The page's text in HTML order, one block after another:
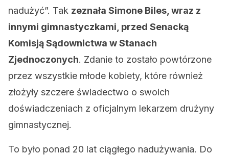
nadużyć”. Tak zeznała Simone Biles, wraz z
innymi gimnastyczkami, przed Senacką
Komisją Sądownictwa w Stanach
Zjednoczonych. Zdanie to zostało powtórzone
przez wszystkie młode kobiety, które również
złożyły szczere świadectwo o swoich
doświadczeniach z oficjalnym lekarzem drużyny
gimnastycznej.
To było ponad 20 lat ciągłego nadużywania. Do